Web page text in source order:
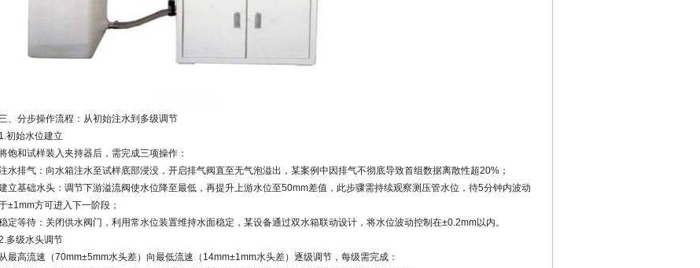
、分步操作流程：从初始注水到多级调节
初始水位建立
饱和试样装入夹持器后，需完成三项操作：
水排气：向水箱注水至试样底部浸没，开启排气阀直至无气泡溢出，某案例中因排气不彻底导致首组数据离散性超20%；
立基础水头：调节下游溢流阀使水位降至最低，再提升上游水位至50mm差值，此步骤需持续观察测压管水位，待5分钟内波动
±1mm方可进入下一阶段；
定等待：关闭供水阀门，利用常水位装置维持水面稳定，某设备通过双水箱联动设计，将水位波动控制在±0.2mm以内。
多级水头调节
最高流速（70mm±5mm水头差）向最低流速（14mm±1mm水头差）逐级调节，每级需完成：